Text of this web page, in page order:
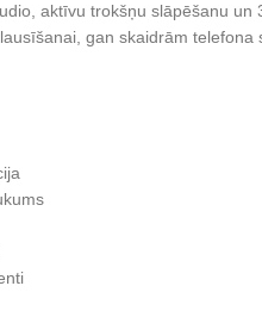
aktīvu trokšņu slāpēšanu
gan skaidrām telefona